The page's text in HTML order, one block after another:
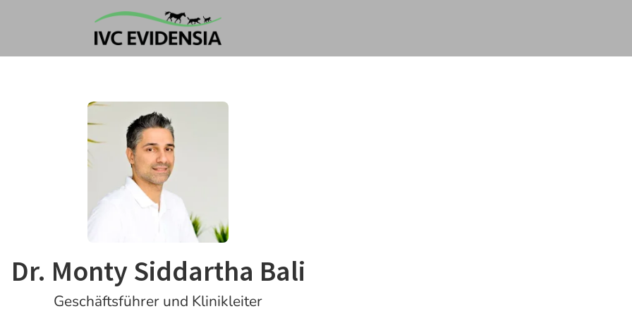
Dr. Monty Siddartha Bali
Geschäftsführer und Klinikleiter